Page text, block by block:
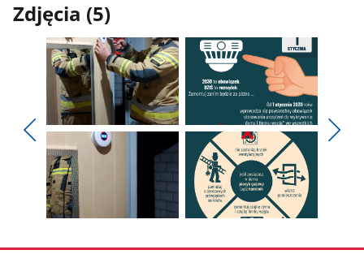
Zdjęcia (5)
Pokaż
poprzednie
zdjęcia
Pokaż
zdjęcie
1
z
galerii.
Pokaż
zdjęcie
galerii.
zdjęcie
zdjęcie